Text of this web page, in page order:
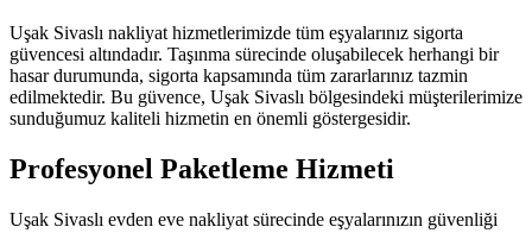
Uşak Sivaslı nakliyat hizmetlerimizde tüm eşyalarınız sigorta
güvencesi altındadır. Taşınma sürecinde oluşabilecek herhangi bir
hasar durumunda, sigorta kapsamında tüm zararlarınız tazmin
edilmektedir. Bu güvence, Uşak Sivaslı bölgesindeki müşterilerimize
sunduğumuz kaliteli hizmetin en önemli göstergesidir.
Profesyonel Paketleme Hizmeti
Uşak Sivaslı evden eve nakliyat sürecinde eşyalarınızın güvenliği